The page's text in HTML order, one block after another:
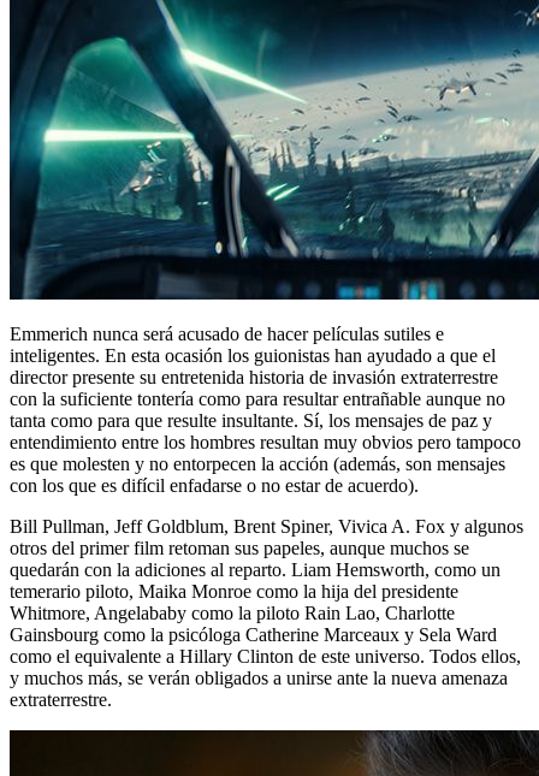
Emmerich nunca será acusado de hacer películas sutiles e
inteligentes. En esta ocasión los guionistas han ayudado a que el
director presente su entretenida historia de invasión extraterrestre
con la suficiente tontería como para resultar entrañable aunque no
tanta como para que resulte insultante. Sí, los mensajes de paz y
entendimiento entre los hombres resultan muy obvios pero tampoco
es que molesten y no entorpecen la acción (además, son mensajes
con los que es difícil enfadarse o no estar de acuerdo).
Bill Pullman, Jeff Goldblum, Brent Spiner, Vivica A. Fox y algunos
otros del primer film retoman sus papeles, aunque muchos se
quedarán con la adiciones al reparto. Liam Hemsworth, como un
temerario piloto, Maika Monroe como la hija del presidente
Whitmore, Angelababy como la piloto Rain Lao, Charlotte
Gainsbourg como la psicóloga Catherine Marceaux y Sela Ward
como el equivalente a Hillary Clinton de este universo. Todos ellos,
y muchos más, se verán obligados a unirse ante la nueva amenaza
extraterrestre.